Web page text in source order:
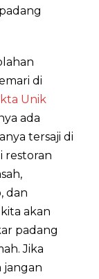
di
Unik
ada
tersaji di
restoran
dan
akan
padang
Jika
jangan